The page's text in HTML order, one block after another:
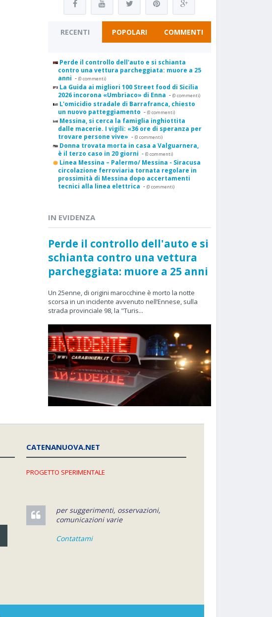
RECENTI POPOLARI COMMENTI
Perde il controllo dell'auto e si schianta
contro una vettura parcheggiata: muore a 25
anni - (0 commenti)
La Guida ai migliori 100 Street food di Sicilia
2026 incorona «Umbriaco» di Enna - (0 commenti)
L'omicidio stradale di Barrafranca, chiesto
un nuovo patteggiamento - (0 commenti)
Messina, si cerca la famiglia inghiottita
dalle macerie. I vigili: «36 ore di speranza per
trovare persone vive» - (0 commenti)
Donna trovata morta in casa a Valguarnera,
è il terzo caso in 20 giorni - (0 commenti)
Linea Messina – Palermo/ Messina - Siracusa
circolazione ferroviaria tornata regolare in
prossimità di Messina dopo accertamenti
tecnici alla linea elettrica - (0 commenti)
IN EVIDENZA
Perde il controllo dell'auto e si
schianta contro una vettura
parcheggiata: muore a 25 anni
Un 25enne, di origini marocchine è morto la notte
scorsa in un incidente avvenuto nell’Ennese, sulla
strada provinciale 98, la "Turis...
CATENANUOVA.NET
PROGETTO SPERIMENTALE
per suggerimenti, osservazioni,
comunicazioni varie
Contattami